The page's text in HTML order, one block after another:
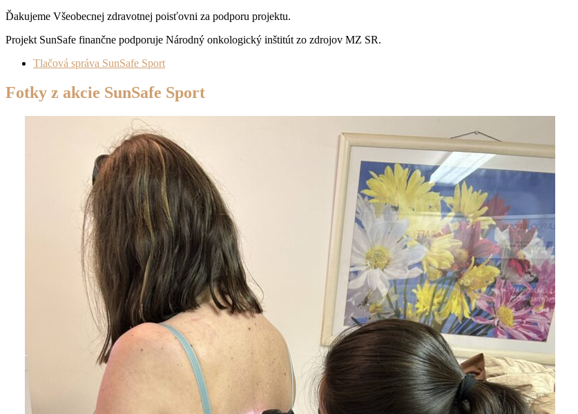
Ďakujeme Všeobecnej zdravotnej poisťovni za podporu projektu.
Projekt SunSafe finančne podporuje Národný onkologický inštitút zo zdrojov MZ SR.
Tlačová správa SunSafe Sport
Fotky z akcie SunSafe Sport